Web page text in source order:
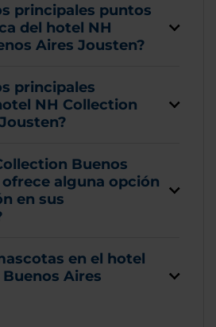
principales puntos
del hotel NH
Aires Jousten?
principales
NH Collection
Buenos
alguna opción
en sus
en el hotel
Aires